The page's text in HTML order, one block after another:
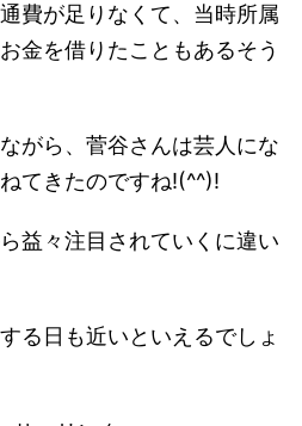
費が足りなくて、当時所属
金を借りたこともあるそう
がら、菅谷さんは芸人にな
てきたのですね!(^^)!
益々注目されていくに違い
る日も近いといえるでしょ